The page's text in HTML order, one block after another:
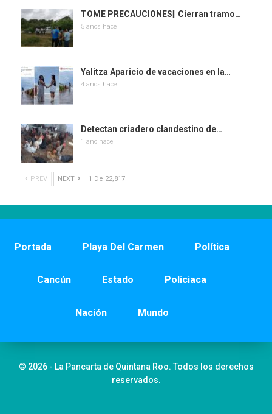
TOME PRECAUCIONES|| Cierran tramo…
5 años hace
Yalitza Aparicio de vacaciones en la…
4 años hace
Detectan criadero clandestino de…
1 año hace
PREV NEXT 1 De 22,817
Portada Playa Del Carmen Política
Cancún Estado Policiaca
Nación Mundo
© 2026 - La Pancarta de Quintana Roo. Todos los derechos
reservados.